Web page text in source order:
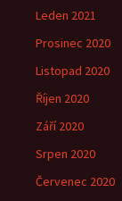
Leden 2021
Prosinec 2020
Listopad 2020
Říjen 2020
Září 2020
Srpen 2020
Červenec 2020